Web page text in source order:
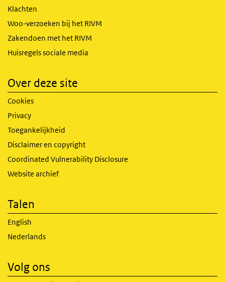
Klachten
Woo-verzoeken bij het RIVM
Zakendoen met het RIVM
Huisregels sociale media
Over deze site
Cookies
Privacy
Toegankelijkheid
Disclaimer en copyright
Coordinated Vulnerability Disclosure
Website archief
Talen
English
Nederlands
Volg ons